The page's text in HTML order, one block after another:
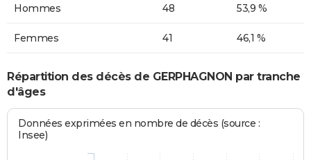
Hommes 48 53,9 %
Femmes 41 46,1 %
Répartition des décès de GERPHAGNON par tranche
d'âges
Données exprimées en nombre de décès (source :
Insee)